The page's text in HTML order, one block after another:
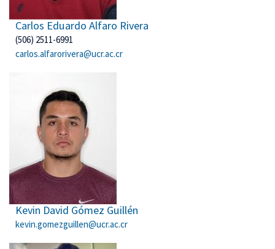
Carlos Eduardo Alfaro Rivera
(506) 2511-6991
carlos.alfarorivera@ucr.ac.cr
Kevin David Gómez Guillén
kevin.gomezguillen@ucr.ac.cr